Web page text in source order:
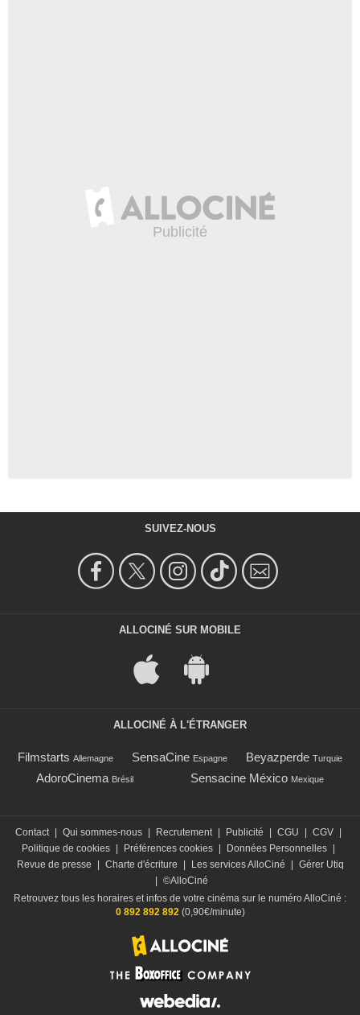
SUIVEZ-NOUS
ALLOCINÉ SUR MOBILE
ALLOCINÉ À L'ÉTRANGER
Filmstarts Allemagne SensaCine Espagne Beyazperde Turquie
AdoroCinema Brésil Sensacine México Mexique
Contact Qui sommes-nous Recrutement Publicité CGU CGV
Politique de cookies
Préférences cookies Données Personnelles
Revue de presse
Charte d'écriture Les services AlloCiné
Gérer Utiq
©AlloCiné
Retrouvez tous les horaires et infos de votre cinéma sur le numéro AlloCiné :
0 892 892 892(0,90€/minute)